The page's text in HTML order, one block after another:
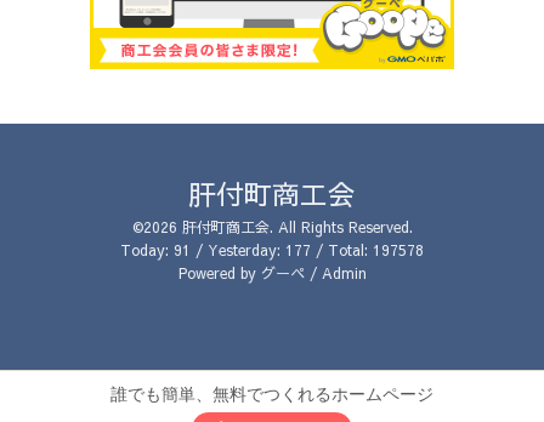
肝付町商工会
©2026 肝付町商工会. All Rights Reserved.
Today: 91 / Yesterday: 177 / Total: 197578
Powered by グーペ/ Admin
誰でも簡単、無料でつくれるホームページ